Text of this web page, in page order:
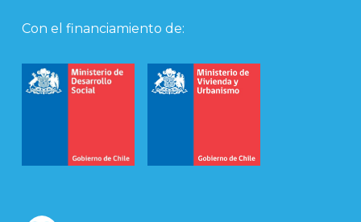
Con el financiamiento de: